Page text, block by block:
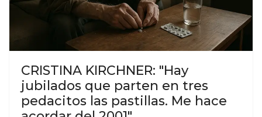
CRISTINA KIRCHNER: "Hay
jubilados que parten en tres
pedacitos las pastillas. Me hace